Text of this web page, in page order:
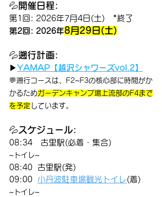
💦 開催日程:
第1回: 2026年7月4日(土)　*終了
第2回: 2026年8月29日(土)
💦遡行計画:
▶YAMAP【越沢シャワーズvol.2】
💬遡行コースは、F2~F3の核心部に時間がか
かるためガーデンキャンプ場上流部のF4まで
を予定 しています。
💦スケジュール:
08:34　古里駅(必着・集合)
~トイレ~
08:40  古里駅(発)
09:00 小丹波駐車場観光トイレ(着)
~トイレ~